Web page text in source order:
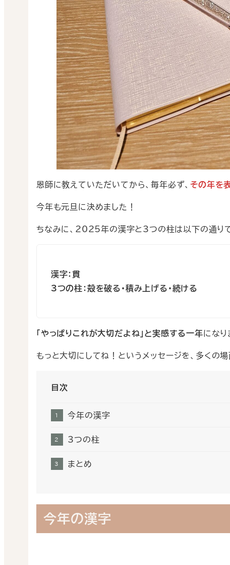
恩師に教えていただいてから、毎年必ず、その年を表
今年も元旦に決めました！
ちなみに、2025年の漢字と3つの柱は以下の通りで
漢字：貫
3つの柱：殻を破る・積み上げる・続ける
「やっぱりこれが大切だよね」と実感する一年にな
もっと大切にしてね！というメッセージを、多くの場
目次
今年の漢字
3つの柱
まとめ
今年の漢字